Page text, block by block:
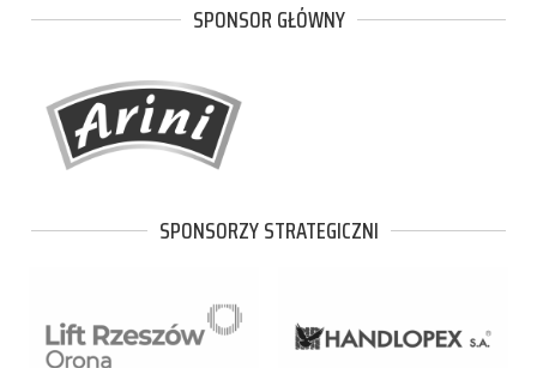
SPONSOR GŁÓWNY
SPONSORZY STRATEGICZNI